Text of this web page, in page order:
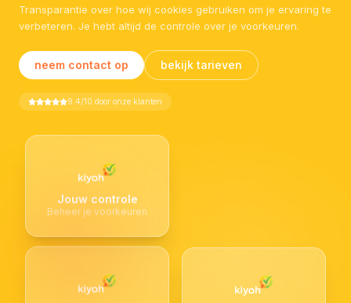
Transparantie over hoe wij cookies gebruiken om je ervaring te
verbeteren. Je hebt altijd de controle over je voorkeuren.
neem contact op bekijk tarieven
9.4/10 door onze klanten
Jouw controle
Beheer je voorkeuren